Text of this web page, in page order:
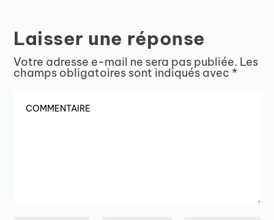
Laisser une réponse
Votre adresse e-mail ne sera pas publiée. Les
champs obligatoires sont indiqués avec *